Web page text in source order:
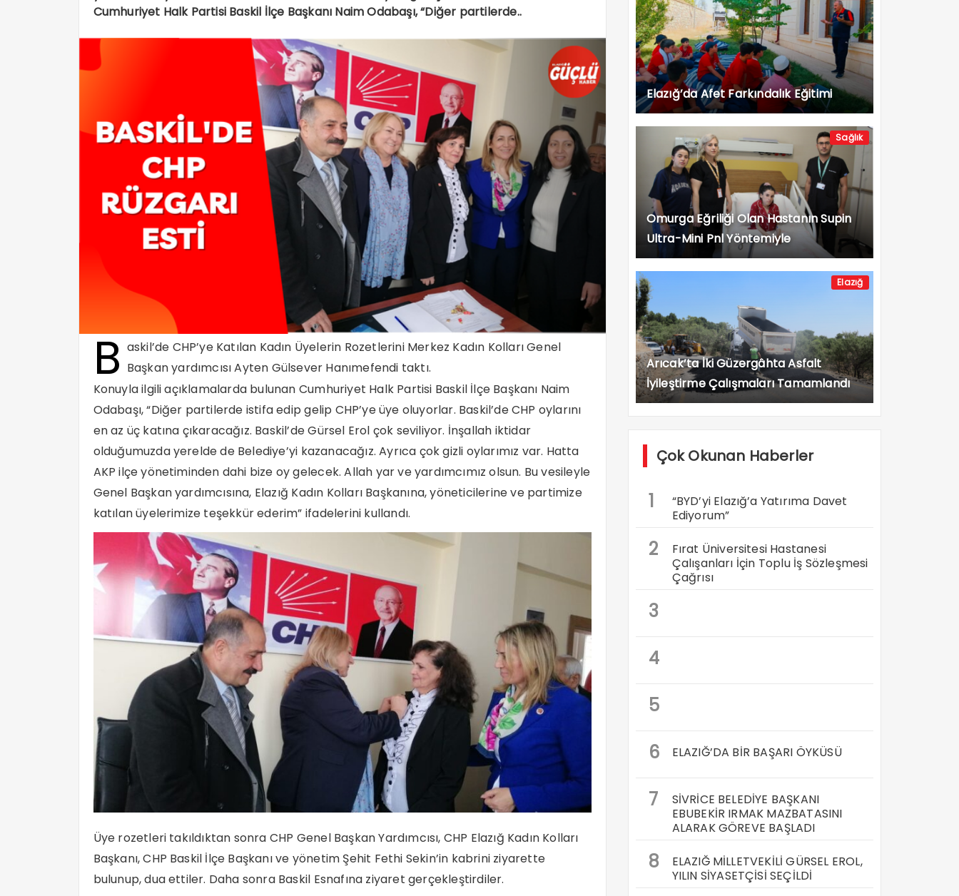
Cumhuriyet Halk Partisi Baskil İlçe Başkanı Naim Odabaşı, “Diğer partilerde..
B askil’de CHP’ye Katılan Kadın Üyelerin Rozetlerini Merkez Kadın Kolları Genel
Başkan yardımcısı Ayten Gülsever Hanımefendi taktı.
Konuyla ilgili açıklamalarda bulunan Cumhuriyet Halk Partisi Baskil İlçe Başkanı Naim
Odabaşı, “Diğer partilerde istifa edip gelip CHP’ye üye oluyorlar. Baskil’de CHP oylarını
en az üç katına çıkaracağız. Baskil’de Gürsel Erol çok seviliyor. İnşallah iktidar
olduğumuzda yerelde de Belediye’yi kazanacağız. Ayrıca çok gizli oylarımız var. Hatta
AKP ilçe yönetiminden dahi bize oy gelecek. Allah yar ve yardımcımız olsun. Bu vesileyle
Genel Başkan yardımcısına, Elazığ Kadın Kolları Başkanına, yöneticilerine ve partimize
katılan üyelerimize teşekkür ederim” ifadelerini kullandı.
Üye rozetleri takıldıktan sonra CHP Genel Başkan Yardımcısı, CHP Elazığ Kadın Kolları
Başkanı, CHP Baskil İlçe Başkanı ve yönetim Şehit Fethi Sekin’in kabrini ziyarette
bulunup, dua ettiler. Daha sonra Baskil Esnafına ziyaret gerçekleştirdiler.
Elazığ’da Afet Farkındalık Eğitimi
Sağlık
Omurga Eğriliği Olan Hastanın Supin
Ultra-Mini Pnl Yöntemiyle
Böbreğindeki Taşlar Alındı
Elazığ
Arıcak’ta İki Güzergâhta Asfalt
İyileştirme Çalışmaları Tamamlandı
Çok Okunan Haberler
1
“BYD’yi Elazığ’a Yatırıma Davet
Ediyorum”
2
Fırat Üniversitesi Hastanesi
Çalışanları İçin Toplu İş Sözleşmesi
Çağrısı
3
4
5
6
ELAZIĞ’DA BİR BAŞARI ÖYKÜSÜ
7
SİVRİCE BELEDİYE BAŞKANI
EBUBEKİR IRMAK MAZBATASINI
ALARAK GÖREVE BAŞLADI
8
ELAZIĞ MİLLETVEKİLİ GÜRSEL EROL,
YILIN SİYASETÇİSİ SEÇİLDİ